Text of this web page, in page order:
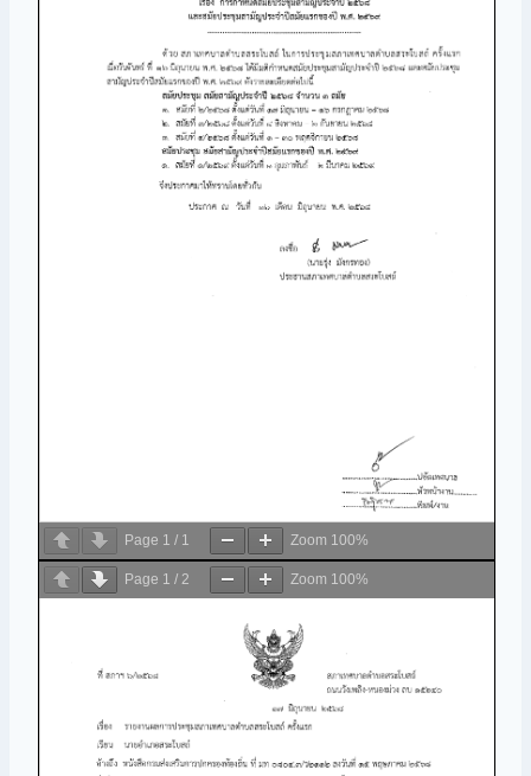
Page 1 / 1 Zoom 100%
Page 1 / 2 Zoom 100%